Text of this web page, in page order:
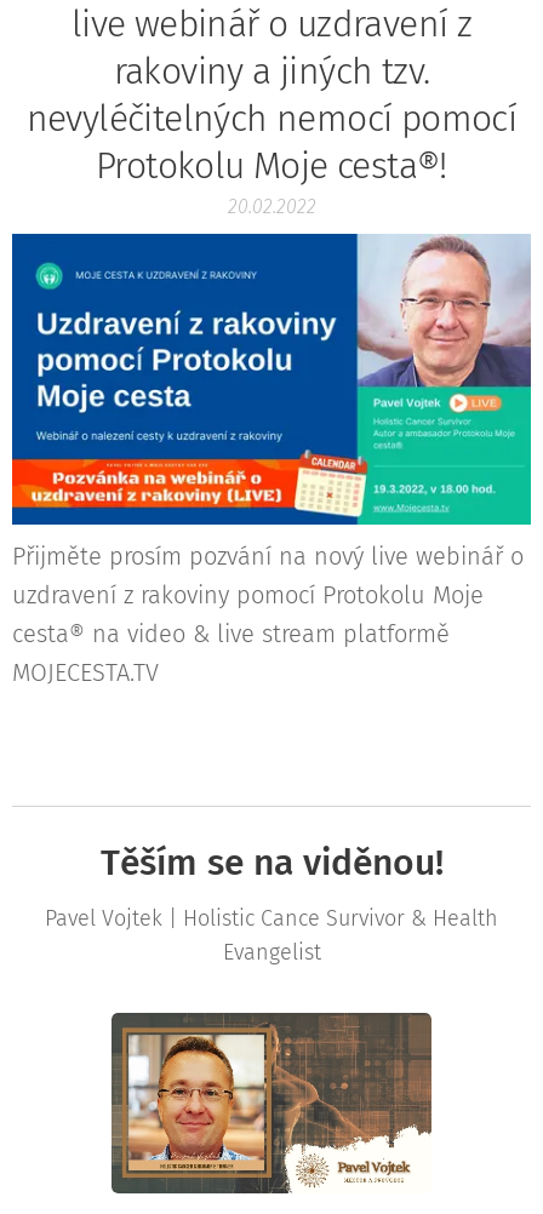
live webinář o uzdravení z
rakoviny a jiných tzv.
nevyléčitelných nemocí pomocí
Protokolu Moje cesta®!
20.02.2022
Přijměte prosím pozvání na nový live webinář o
uzdravení z rakoviny pomocí Protokolu Moje
cesta® na video & live stream platformě
MOJECESTA.TV
Těším se na viděnou!
Pavel Vojtek | Holistic Cance Survivor & Health
Evangelist